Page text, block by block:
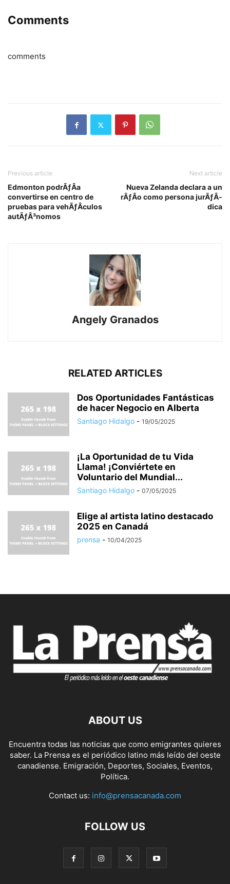
Comments
comments
Previous article
Edmonton podrÃƒÂ­a
convertirse en centro de
pruebas para vehÃƒÂ­culos
autÃƒÂ³nomos
Next article
Nueva Zelanda declara a un
rÃƒÂ­o como persona jurÃƒÂ­
dica
Angely Granados
RELATED ARTICLES
Dos Oportunidades Fantásticas
de hacer Negocio en Alberta
Santiago Hidalgo - 19/05/2025
¡La Oportunidad de tu Vida
Llama! ¡Conviértete en
Voluntario del Mundial...
Santiago Hidalgo - 07/05/2025
Elige al artista latino destacado
2025 en Canadá
prensa - 10/04/2025
ABOUT US
Encuentra todas las noticias que como emigrantes quieres
saber. La Prensa es el periódico latino más leído del oeste
canadiense. Emigración, Deportes, Sociales, Eventos,
Política.
Contact us: info@prensacanada.com
FOLLOW US